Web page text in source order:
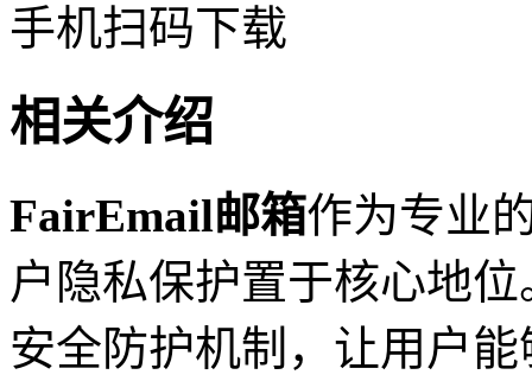
手机扫码下载
相关介绍
FairEmail邮箱作为专业
户隐私保护置于核心地
安全防护机制，让用户